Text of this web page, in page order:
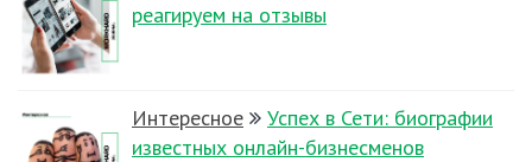
реагируем на отзывы
Интересное
Успех в Сети: биографии
известных онлайн-бизнесменов